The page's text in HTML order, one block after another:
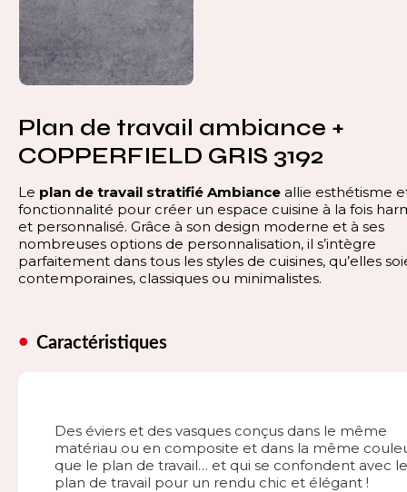
Plan de travail ambiance +
COPPERFIELD GRIS 3192
Le plan de travail stratifié Ambiance allie esthétisme
fonctionnalité pour créer un espace cuisine à la fois
et personnalisé. Grâce à son design moderne et à ses
nombreuses options de personnalisation, il s’intègre
parfaitement dans tous les styles de cuisines, qu’elles
contemporaines, classiques ou minimalistes.
Caractéristiques
Des éviers et des vasques conçus dans le même
matériau ou en composite et dans la même
que le plan de travail… et qui se confondent avec le
plan de travail pour un rendu chic et élégant !